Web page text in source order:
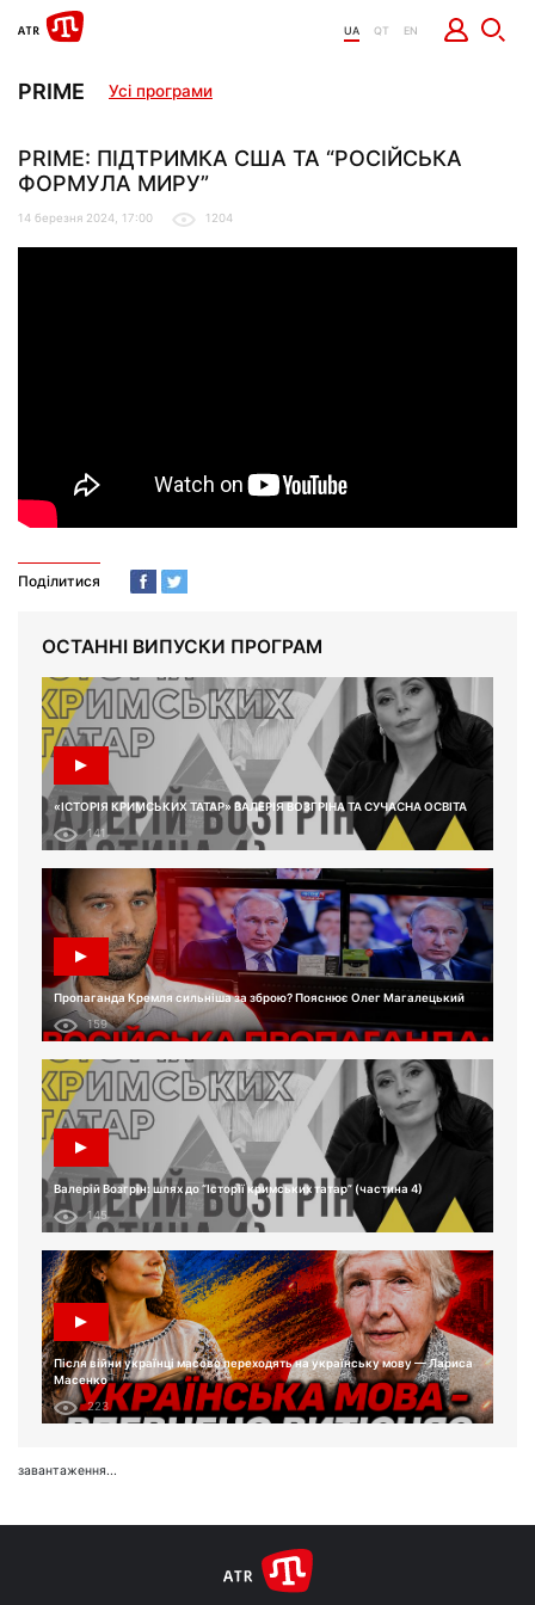
UA QT EN
PRIME Усі програми
PRIME: ПІДТРИМКА США ТА “РОСІЙСЬКА
ФОРМУЛА МИРУ”
14 березня 2024, 17:00 1204
Поділитися
ОСТАННІ ВИПУСКИ ПРОГРАМ
«ІСТОРІЯ КРИМСЬКИХ ТАТАР» ВАЛЕРІЯ ВОЗГРІНА ТА СУЧАСНА ОСВІТА
141
Пропаганда Кремля сильніша за зброю? Пояснює Олег Магалецький
159
Валерій Возгрін: шлях до “Історії кримських татар” (частина 4)
145
Після війни українці масово переходять на українську мову — Лариса
Масенко
223
завантаження...